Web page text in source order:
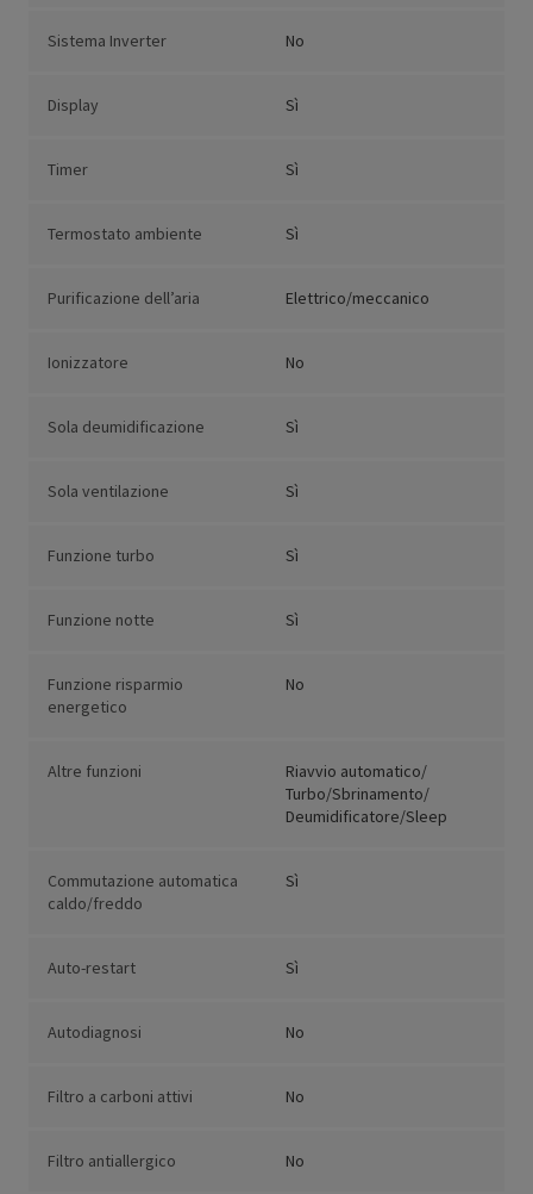
Sistema Inverter No
Display Sì
Timer Sì
Termostato ambiente Sì
Purificazione dell’aria Elettrico/meccanico
Ionizzatore No
Sola deumidificazione Sì
Sola ventilazione Sì
Funzione turbo Sì
Funzione notte Sì
Funzione risparmio
energetico
No
Altre funzioni
Riavvio automatico/
Turbo/Sbrinamento/
Deumidificatore/Sleep
Commutazione automatica
caldo/freddo
Sì
Auto-restart Sì
Autodiagnosi No
Filtro a carboni attivi No
Filtro antiallergico No